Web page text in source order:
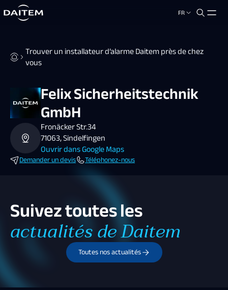
FR
search.label
Trouver un installateur d’alarme Daitem près de chez
vous
Felix Sicherheitstechnik
GmbH
Fronäcker Str.34
71063, Sindelfingen
Ouvrir dans Google Maps
Demander un devis Téléphonez-nous
Suivez toutes les
actualités de Daitem
Toutes nos actualités